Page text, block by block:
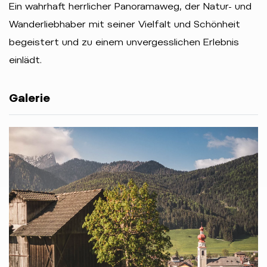
Ein wahrhaft herrlicher Panoramaweg, der Natur- und
Wanderliebhaber mit seiner Vielfalt und Schönheit
begeistert und zu einem unvergesslichen Erlebnis
einlädt.
Galerie